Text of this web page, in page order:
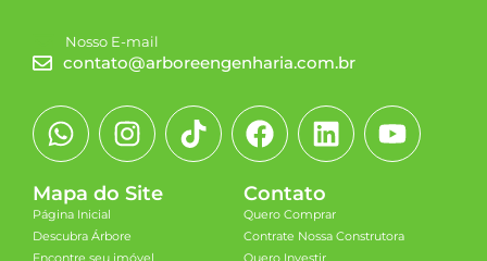
Nosso E-mail
contato@arboreengenharia.com.br
Mapa do Site
Página Inicial
Descubra Árbore
Encontre seu imóvel
Contato
Quero Comprar
Contrate Nossa Construtora
Quero Investir